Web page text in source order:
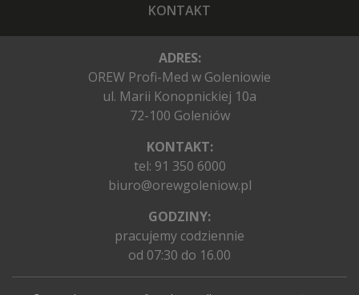
KONTAKT
ADRES:
OREW Profi-Med w Goleniowie
ul. Marii Konopnickiej 10a
72-100 Goleniów
KONTAKT:
tel: 91 350 6000
biuro@orewgoleniow.pl
GODZINY:
pracujemy codziennie
od 07:30 do 16.00